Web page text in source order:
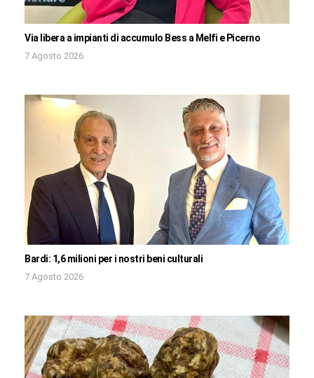
Via libera a impianti di accumulo Bess a Melfi e Picerno
7 Agosto 2026
Bardi: 1,6 milioni per i nostri beni culturali
7 Agosto 2026